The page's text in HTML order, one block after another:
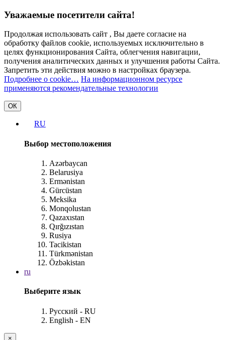
Уважаемые посетители сайта!
Продолжая использовать сайт , Вы даете согласие на
обработку файлов cookie, используемых исключительно в
целях функционирования Сайта, облегчения навигации,
получения аналитических данных и улучшения работы Сайта.
Запретить эти действия можно в настройках браузера.
Подробнее о cookie… На информационном ресурсе
применяются рекомендательные технологии
ОК
RU
Выбор местоположения
Azərbaycan
Belarusiya
Ermənistan
Gürcüstan
Meksika
Monqolustan
Qazaxıstan
Qırğızıstan
Rusiya
Tacikistan
Türkmənistan
Özbəkistan
ru
Выберите язык
Русский - RU
English - EN
×